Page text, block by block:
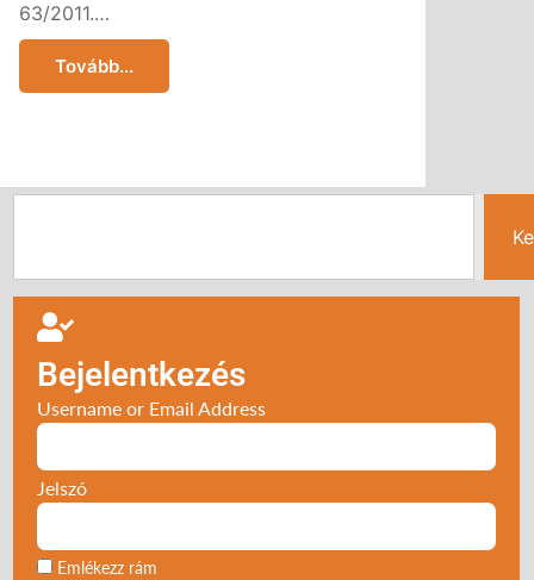
63/2011.…
Tovább...
Bejelentkezés
Username or Email Address
Jelszó
Emlékezz rám